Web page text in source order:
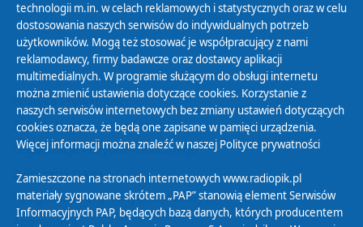
Polityka Prywatności
Zasady korzystania z Serwisu
Organizacje Pożytku Publicznego
Cyfryzacja DAB+
Polityka ochrony danych osobowych
Abonament
technologii m.in. w celach reklamowych i statystycznych oraz w celu
dostosowania naszych serwisów do indywidualnych potrzeb
użytkowników. Mogą też stosować je współpracujący z nami
reklamodawcy, firmy badawcze oraz dostawcy aplikacji
multimedialnych. W programie służącym do obsługi internetu
można zmienić ustawienia dotyczące cookies. Korzystanie z
naszych serwisów internetowych bez zmiany ustawień dotyczących
cookies oznacza, że będą one zapisane w pamięci urządzenia.
Więcej informacji można znaleźć w naszej Polityce prywatności
Zamieszczone na stronach internetowych www.radiopik.pl
materiały sygnowane skrótem „PAP” stanowią element Serwisów
Informacyjnych PAP, będących bazą danych, których producentem